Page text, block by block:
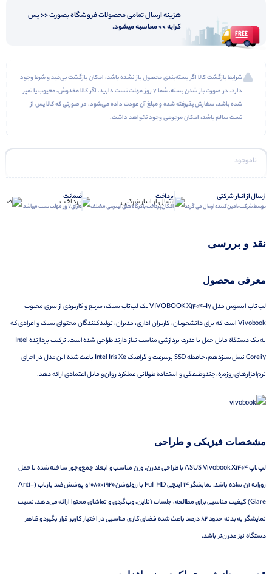
هزینه ارسال تمامی محصولات فروشگاه بصورت << پس
کرایه >> محاسبه میشود.
شرایط بازگشت کالا اگر بسته‌بندی محصول باز نشده باشد، امکان بازگشت بی‌قید و شرط وجود
دارد. در صورت باز شدن بسته، شما ۷ روز مهلت تست دارید. اگر کالا مخدوش، معیوب یا تمپر
شده باشد، سفارش پذیرفته شده و مبلغ آن عودت داده می‌شود. در صورتی که کالا پس از
تست سالم باشد، امکان مرجوعی وجود نخواهد داشت.
ناموجود
ارسال از انبار شرکتی
توسط شرکت تامین کننده ارسال می گردد
پرداخت
امکان پرداخت با درگاه های اینترنتی مختلف
ضمانت
دارای 7 روز مهلت تست میباشد
نقد و بررسی
معرفی محصول
لپ تاپ ایسوس مدل VIVOBOOK X1404-I7 یک لپ‌تاپ سبک، سریع و کاربردی از سری محبوب
Vivobook است که برای دانشجویان، کاربران اداری، مدیران، تولیدکنندگان محتوای سبک و افرادی که
به یک دستگاه قابل حمل با قدرت پردازشی مناسب نیاز دارند طراحی شده است. ترکیب پردازنده Intel
Core i7 نسل سیزدهم، حافظه SSD پرسرعت و گرافیک Intel Iris Xe باعث شده این مدل در اجرای
نرم‌افزارهای روزمره، چندوظیفگی و استفاده طولانی عملکرد روان و قابل اعتمادی ارائه دهد.
مشخصات فیزیکی و طراحی
لپ‌تاپ ASUS Vivobook X1404 با طراحی مدرن، وزن مناسب و ابعاد جمع‌وجور ساخته شده تا حمل
روزانه آن ساده باشد. نمایشگر 14 اینچی Full HD با رزولوشن 1920×1080 و پوشش ضد بازتاب (Anti-
Glare) کیفیت مناسبی برای مطالعه، جلسات آنلاین، وب‌گردی و تماشای محتوا ارائه می‌دهد. نسبت
نمایشگر به بدنه حدود 82 درصد باعث شده فضای کاری مناسبی در اختیار کاربر قرار بگیرد و ظاهر
دستگاه نیز مدرن‌تر باشد.